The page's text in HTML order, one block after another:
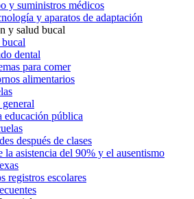
y suministros médicos
y aparatos de adaptación
y salud bucal
dental
para comer
alimentarios
educación pública
después de clases
la asistencia del 90% y el ausentismo
registros escolares